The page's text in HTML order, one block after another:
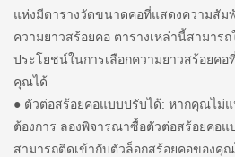
แห่งมีตารางวัดขนาดคอที่แสดงความสัม
ความยาวสร้อยคอ ตารางเหล่านี้สามาร
ประโยชน์ในการเลือกความยาวสร้อยค
คุณได้
● ตัวต่อสร้อยคอแบบปรับได้: หากคุณไม่แ
ต้องการ ลองพิจารณาซื้อตัวต่อสร้อยคอแ
สามารถติดเข้ากับตัวล็อกสร้อยคอของคุ